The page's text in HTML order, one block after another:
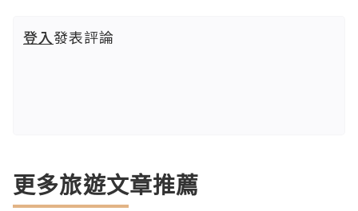
登入發表評論
更多旅遊文章推薦